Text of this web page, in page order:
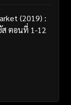
(2019) :
ส ตอนที่ 1-12